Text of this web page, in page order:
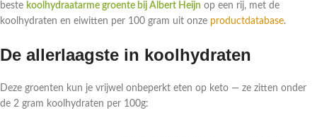
beste koolhydraatarme groente bij Albert Heijn op een rij, met de
koolhydraten en eiwitten per 100 gram uit onze productdatabase.
De allerlaagste in koolhydraten
Deze groenten kun je vrijwel onbeperkt eten op keto — ze zitten onder
de 2 gram koolhydraten per 100g: